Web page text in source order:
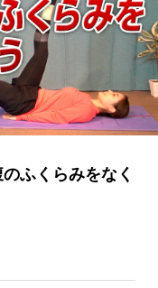
ふくらみをなく